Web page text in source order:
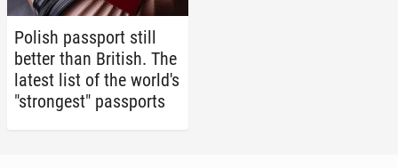
Polish pass­port still
better than British. The
latest list of the world's
"strongest" pass­ports